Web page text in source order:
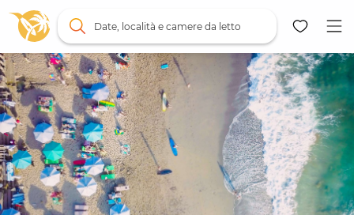
Date, località e camere da letto
Mappa